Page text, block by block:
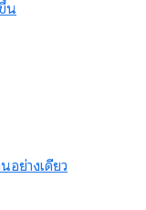
น
ย่างเดียว